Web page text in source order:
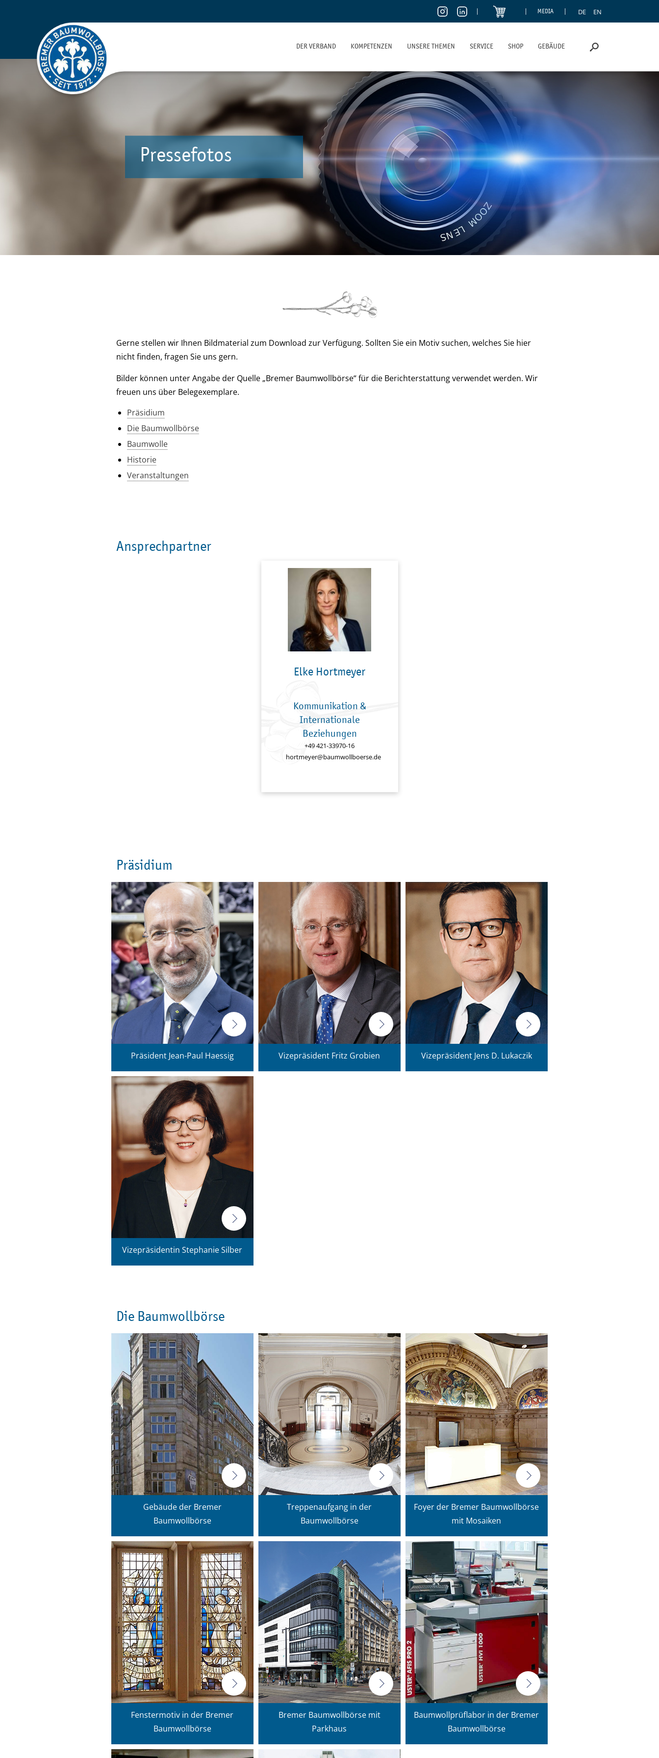
MEDIA DE EN
DER VERBAND KOMPETENZEN UNSERE THEMEN SERVICE SHOP GEBÄUDE
Pressefotos
Gerne stellen wir Ihnen Bildmaterial zum Download zur Verfügung. Sollten Sie ein Motiv suchen, welches Sie hier
nicht finden, fragen Sie uns gern.
Bilder können unter Angabe der Quelle „Bremer Baumwollbörse“ für die Berichterstattung verwendet werden. Wir
freuen uns über Belegexemplare.
Präsidium
Die Baumwollbörse
Baumwolle
Historie
Veranstaltungen
Ansprechpartner
Elke Hortmeyer
Kommunikation &
Internationale
Beziehungen
+49 421-33970-16
hortmeyer@baumwollboerse.de
Präsidium
Präsident Jean-Paul Haessig Vizepräsident Fritz Grobien Vizepräsident Jens D. Lukaczik
Vizepräsidentin Stephanie Silber
Die Baumwollbörse
Gebäude der Bremer
Baumwollbörse
Treppenaufgang in der
Baumwollbörse
Foyer der Bremer Baumwollbörse
mit Mosaiken
Fenstermotiv in der Bremer
Baumwollbörse
Bremer Baumwollbörse mit
Parkhaus
Baumwollprüflabor in der Bremer
Baumwollbörse